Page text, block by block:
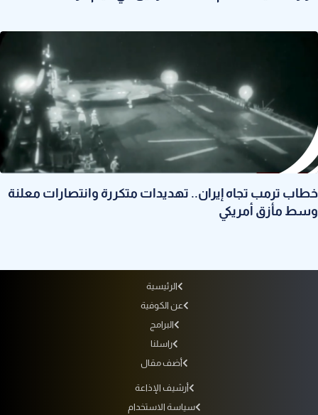
خطاب ترمب تجاه إيران.. تهديدات متكررة وانتصارات معلنة
وسط مأزق أمريكي
الرئيسية
عن الكوفية
البرامج
راسلنا
أضف مقال
أرشيف الإذاعة
سياسة الاستخدام